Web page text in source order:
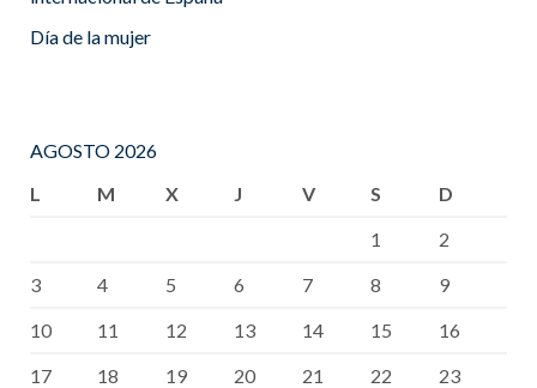
Día de la mujer
AGOSTO 2026
L
M X J V S
D
1
2
3
4 5 6 7 8
9
10
11 12 13 14 15
16
17
18 19 20 21 22
23